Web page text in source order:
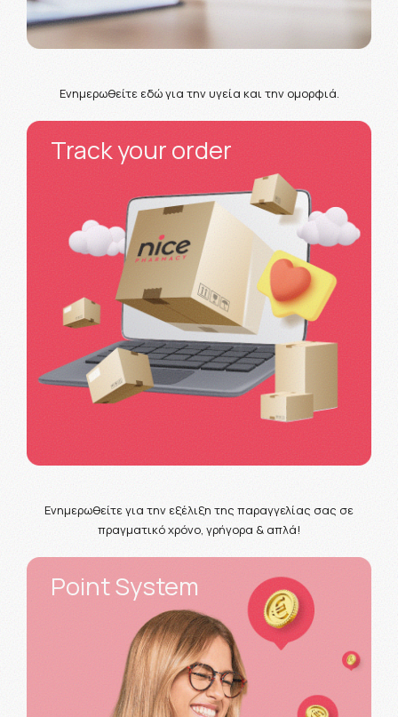
Ενημερωθείτε εδώ για την υγεία και την ομορφιά.
Track your order
Ενημερωθείτε για την εξέλιξη της παραγγελίας σας σε
πραγματικό χρόνο, γρήγορα & απλά!
Point System